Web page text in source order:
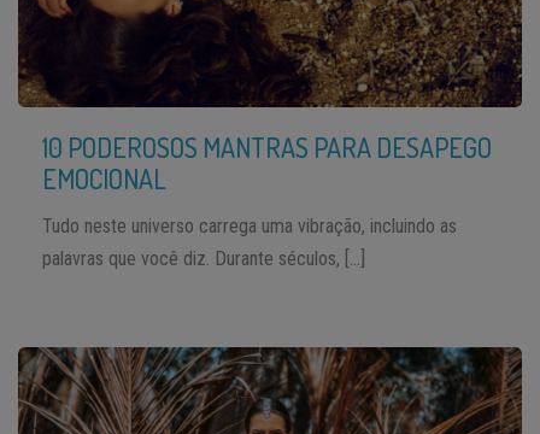
10 PODEROSOS MANTRAS PARA DESAPEGO
EMOCIONAL
Tudo neste universo carrega uma vibração, incluindo as
palavras que você diz. Durante séculos, […]